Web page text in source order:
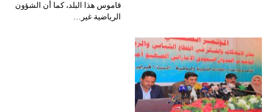
قاموس هذا البلد، كما أن الشؤون
الرياضية غير…